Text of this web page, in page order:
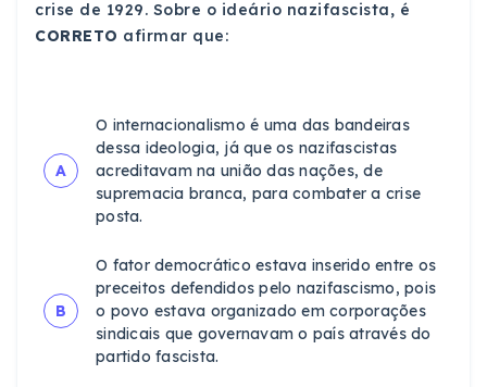
crise de 1929. Sobre o ideário nazifascista, é
CORRETO afirmar que:
A
O internacionalismo é uma das bandeiras
dessa ideologia, já que os nazifascistas
acreditavam na união das nações, de
supremacia branca, para combater a crise
posta.
B
O fator democrático estava inserido entre os
preceitos defendidos pelo nazifascismo, pois
o povo estava organizado em corporações
sindicais que governavam o país através do
partido fascista.